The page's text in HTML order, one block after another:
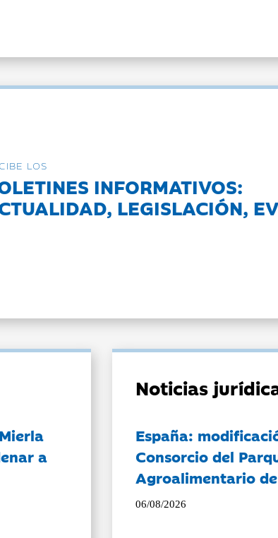
LOS
INFORMATIVOS:
LEGISLACIÓN,
a
Noticias
España:
Consorcio del
Agroalimentario
06/08/2026